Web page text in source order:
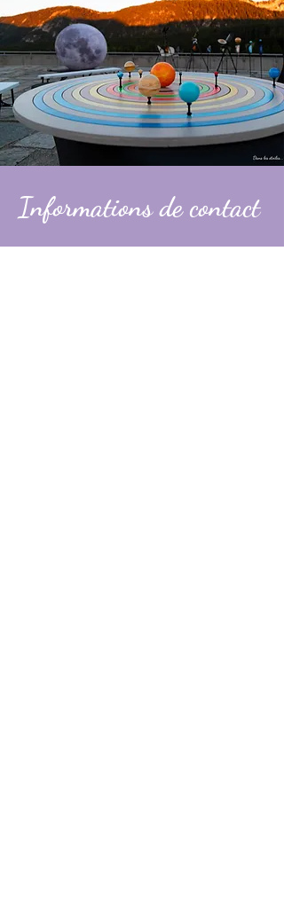
Informations de contact